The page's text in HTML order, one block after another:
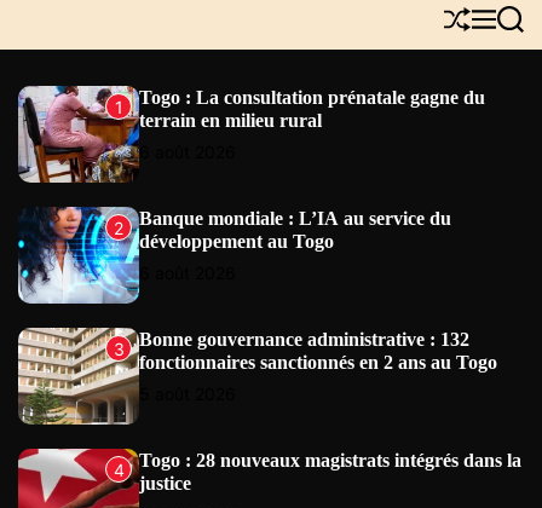
E
W
S
S
h
f
M
e
S
e
1
Togo : La consultation prénatale gagne du
terrain en milieu rural
2
Banque mondiale : L’IA au service du
développement au Togo
3
Bonne gouvernance administrative : 132
fonctionnaires sanctionnés en 2 ans au Togo
4
Togo : 28 nouveaux magistrats intégrés dans la
justice